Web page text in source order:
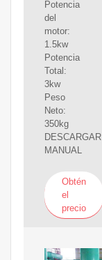
Potencia
del
motor:
1.5kw
Potencia
Total:
3kw
Peso
Neto:
350kg
DESCARGAR
MANUAL
Obtén
el
precio